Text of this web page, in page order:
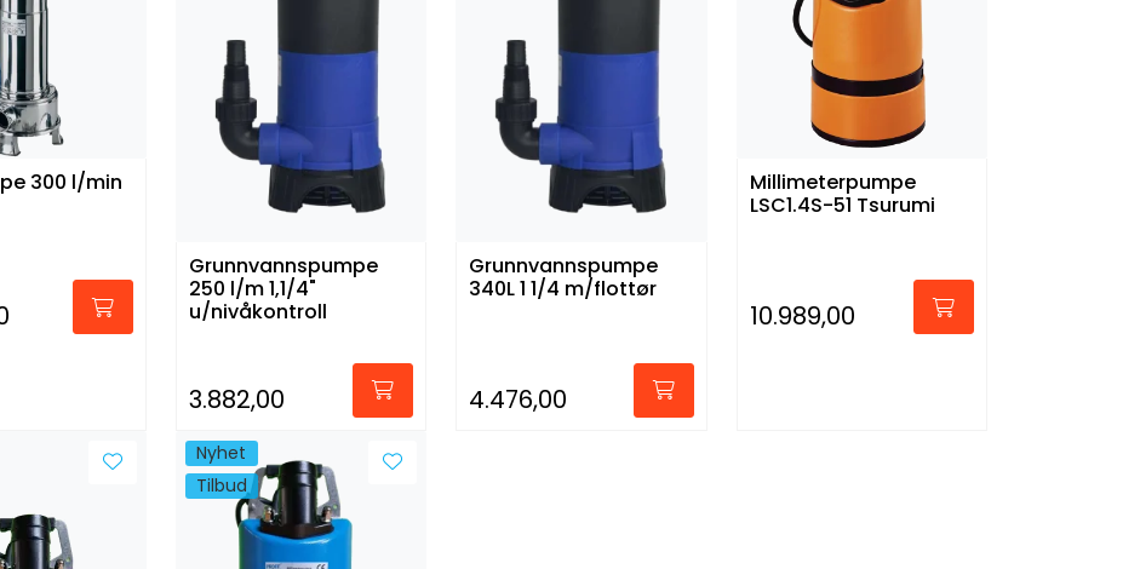
300 l/min
Grunnvannspumpe
250 l/m 1,1/4"
u/nivåkontroll
3.882,00
Grunnvannspumpe
340L 1 1/4 m/flottør
4.476,00
Millimeterpumpe
LSC1.4S-51 Tsurumi
10.989,00
Nyhet
Tilbud